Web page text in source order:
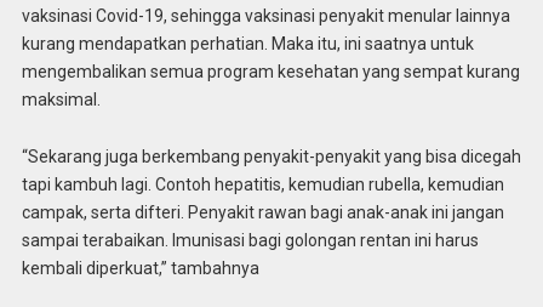
vaksinasi Covid-19, sehingga vaksinasi penyakit menular lainnya
kurang mendapatkan perhatian. Maka itu, ini saatnya untuk
mengembalikan semua program kesehatan yang sempat kurang
maksimal.
“Sekarang juga berkembang penyakit-penyakit yang bisa dicegah
tapi kambuh lagi. Contoh hepatitis, kemudian rubella, kemudian
campak, serta difteri. Penyakit rawan bagi anak-anak ini jangan
sampai terabaikan. Imunisasi bagi golongan rentan ini harus
kembali diperkuat,” tambahnya